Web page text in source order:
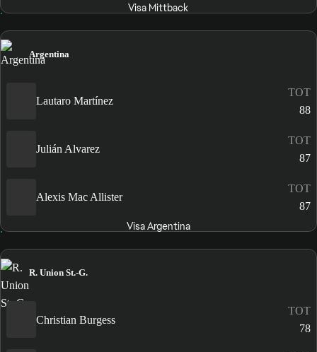
Visa Mittback
Argentina
Lautaro Martínez
TOT
88
Julián Alvarez
TOT
87
Alexis Mac Allister
TOT
87
Visa Argentina
R. Union St.-G.
Christian Burgess
TOT
78